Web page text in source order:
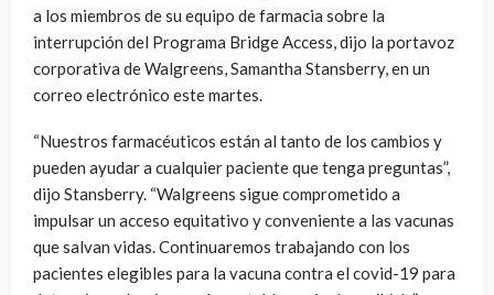
a los miembros de su equipo de farmacia sobre la
interrupción del Programa Bridge Access, dijo la portavoz
corporativa de Walgreens, Samantha Stansberry, en un
correo electrónico este martes.
“Nuestros farmacéuticos están al tanto de los cambios y
pueden ayudar a cualquier paciente que tenga preguntas”,
dijo Stansberry. “Walgreens sigue comprometido a
impulsar un acceso equitativo y conveniente a las vacunas
que salvan vidas. Continuaremos trabajando con los
pacientes elegibles para la vacuna contra el covid-19 para